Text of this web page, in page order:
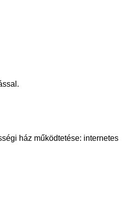
ház működtetése: internetes